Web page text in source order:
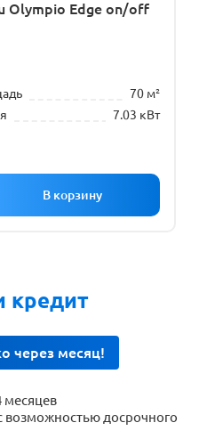
Olympio Edge on/off
70 м²
7.03 кВт
кредит
через месяц!
месяцев
возможностью досрочного